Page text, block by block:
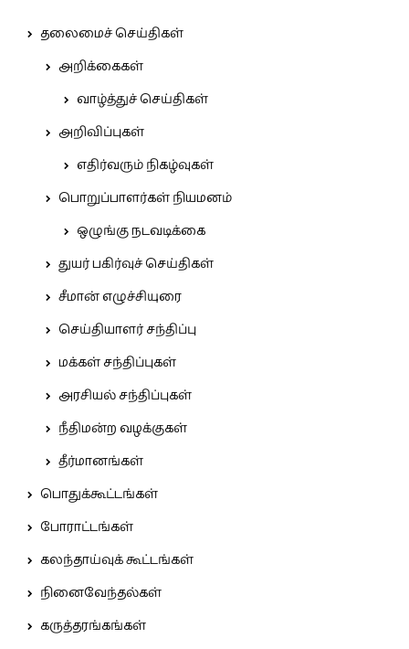
தலைமைச் செய்திகள்
அறிக்கைகள்
வாழ்த்துச் செய்திகள்
அறிவிப்புகள்
எதிர்வரும் நிகழ்வுகள்
பொறுப்பாளர்கள் நியமனம்
ஒழுங்கு நடவடிக்கை
துயர் பகிர்வுச் செய்திகள்
சீமான் எழுச்சியுரை
செய்தியாளர் சந்திப்பு
மக்கள் சந்திப்புகள்
அரசியல் சந்திப்புகள்
நீதிமன்ற வழக்குகள்
தீர்மானங்கள்
பொதுக்கூட்டங்கள்
போராட்டங்கள்
கலந்தாய்வுக் கூட்டங்கள்
நினைவேந்தல்கள்
கருத்தரங்கங்கள்